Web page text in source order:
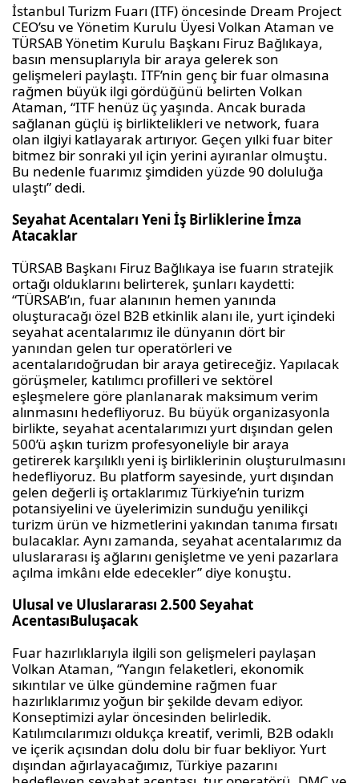
İstanbul Turizm Fuarı (ITF) öncesinde Dream Project
CEO’su ve Yönetim Kurulu Üyesi Volkan Ataman ve
TÜRSABYönetim Kurulu Başkanı Firuz Bağlıkaya,
basın mensuplarıyla bir araya gelerek son
gelişmeleri paylaştı. ITF’nin genç bir fuar olmasına
rağmen büyük ilgi gördüğünü belirten Volkan
Ataman, “ITF henüz üç yaşında. Ancak burada
sağlanan güçlü iş birliktelikleri ve network, fuara
olan ilgiyi katlayarakartırıyor. Geçen yılki fuar biter
bitmez bir sonraki yıl için yerini ayıranlar olmuştu.
Bu nedenle fuarımız şimdiden yüzde 90 doluluğa
ulaştı” dedi.
SeyahatAcentaları Yeni İş Birliklerine İmza
Atacaklar
TÜRSAB Başkanı Firuz Bağlıkaya ise fuarın stratejik
ortağı olduklarını belirterek, şunları kaydetti:
“TÜRSAB’ın, fuar alanının hemen yanında
oluşturacağı özel B2B etkinlik alanı ile, yurt içindeki
seyahatacentalarımız ile dünyanın dört bir
yanından gelen tur operatörleri ve
acentalarıdoğrudan bir araya getireceğiz. Yapılacak
görüşmeler, katılımcı profilleri ve sektörel
eşleşmelere göre planlanarak maksimum verim
alınmasını hedefliyoruz. Bu büyük organizasyonla
birlikte, seyahatacentalarımızı yurt dışından gelen
500’ü aşkın turizm profesyoneliyle bir araya
getirerek karşılıklı yeni iş birliklerinin oluşturulmasını
hedefliyoruz. Bu platform sayesinde, yurt dışından
gelen değerli iş ortaklarımız Türkiye’nin turizm
potansiyelini ve üyelerimizin sunduğu yenilikçi
turizm ürün ve hizmetlerini yakından tanıma fırsatı
bulacaklar. Aynı zamanda, seyahatacentalarımız da
uluslararası iş ağlarını genişletme ve yeni pazarlara
açılma imkânı elde edecekler” diye konuştu.
Ulusal ve Uluslararası 2.500 Seyahat
AcentasıBuluşacak
Fuar hazırlıklarıyla ilgili son gelişmeleri paylaşan
Volkan Ataman, “Yangın felaketleri, ekonomik
sıkıntılar ve ülke gündemine rağmen fuar
hazırlıklarımız yoğun bir şekilde devam ediyor.
Konseptimizi aylar öncesinden belirledik.
Katılımcılarımızı oldukça kreatif, verimli, B2B odaklı
ve içerik açısından dolu dolu bir fuar bekliyor. Yurt
dışından ağırlayacağımız, Türkiye pazarını